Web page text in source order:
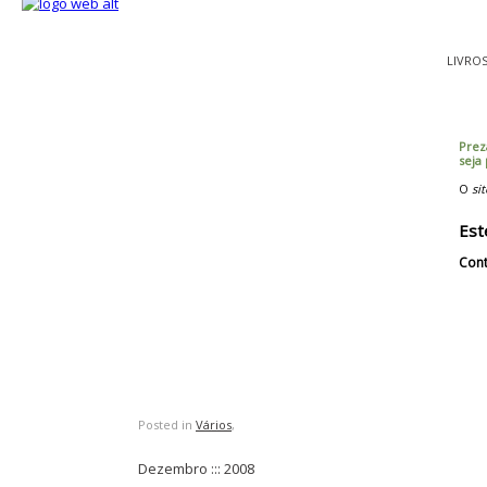
LIVROS
seja
O
Posted in Vários,
Dezembro ::: 2008